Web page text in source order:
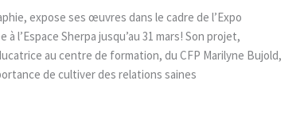
expose ses œuvres dans le cadre de l’Expo
l’Espace Sherpa jusqu’au 31 mars! Son projet,
au centre de formation, du CFP Marilyne Bujold,
de cultiver des relations saines